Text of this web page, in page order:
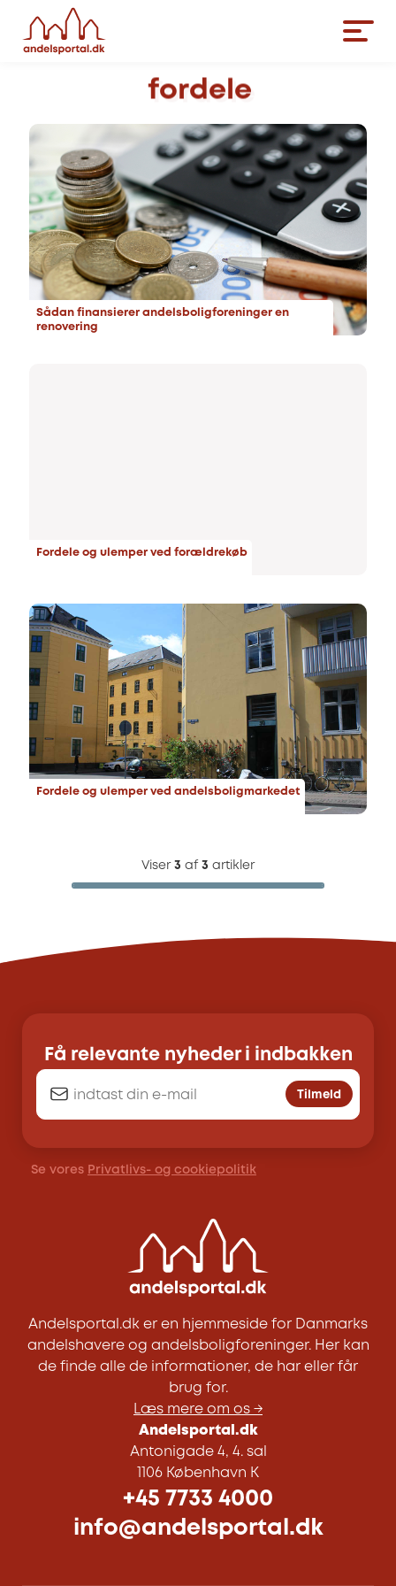
fordele
Sådan finansierer andelsboligforeninger en
renovering
Fordele og ulemper ved forældrekøb
Fordele og ulemper ved andelsboligmarkedet
Viser 3 af 3 artikler
Få relevante nyheder i indbakken
Tilmeld
Se vores Privatlivs- og cookiepolitik
Andelsportal.dk er en hjemmeside for Danmarks
andelshavere og andelsboligforeninger. Her kan
de finde alle de informationer, de har eller får
brug for.
Læs mere om os →
Andelsportal.dk
Antonigade 4, 4. sal
1106 København K
+45 7733 4000
info@andelsportal.dk